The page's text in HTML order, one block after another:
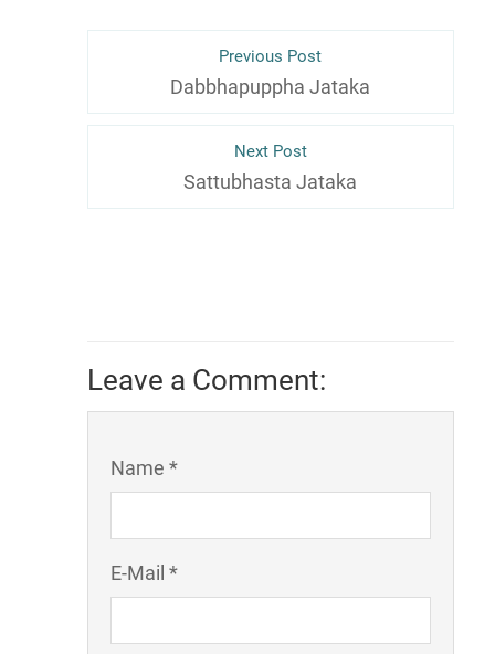
Previous Post
Dabbhapuppha Jataka
Next Post
Sattubhasta Jataka
Leave a Comment:
Name *
E-Mail *